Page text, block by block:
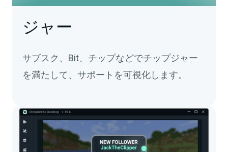
ジャー
サブスク、Bit、チップなどでチップジャー
を満たして、サポートを可視化します。